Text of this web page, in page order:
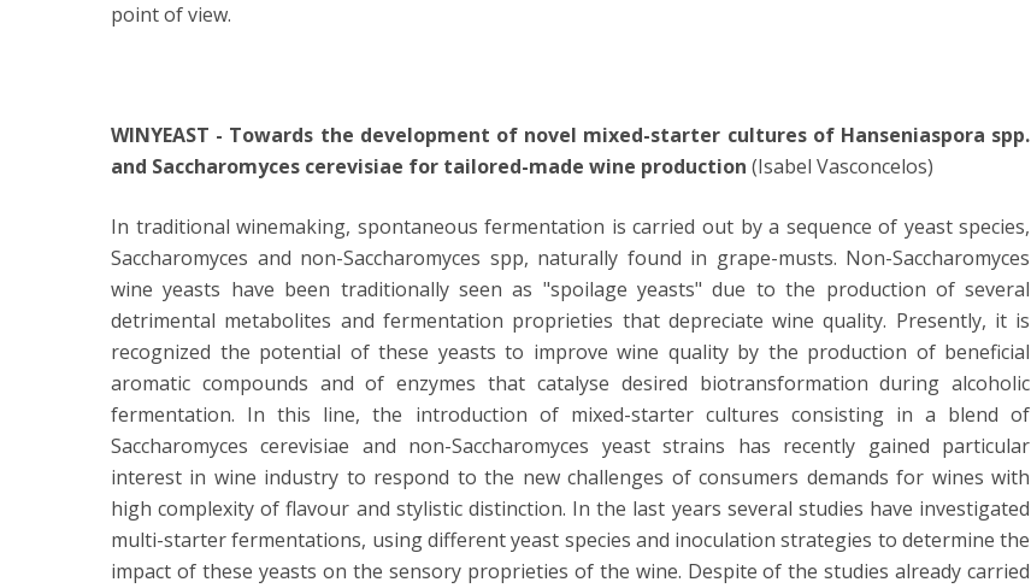
point of view.
WINYEAST - Towards the development of novel mixed-starter cultures of Hanseniaspora spp.
and Saccharomyces cerevisiae for tailored-made wine production (Isabel Vasconcelos)
In traditional winemaking, spontaneous fermentation is carried out by a sequence of yeast species,
Saccharomyces and non-Saccharomyces spp, naturally found in grape-musts. Non-Saccharomyces
wine yeasts have been traditionally seen as "spoilage yeasts" due to the production of several
detrimental metabolites and fermentation proprieties that depreciate wine quality. Presently, it is
recognized the potential of these yeasts to improve wine quality by the production of beneficial
aromatic compounds and of enzymes that catalyse desired biotransformation during alcoholic
fermentation. In this line, the introduction of mixed-starter cultures consisting in a blend of
Saccharomyces cerevisiae and non-Saccharomyces yeast strains has recently gained particular
interest in wine industry to respond to the new challenges of consumers demands for wines with
high complexity of flavour and stylistic distinction. In the last years several studies have investigated
multi-starter fermentations, using different yeast species and inoculation strategies to determine the
impact of these yeasts on the sensory proprieties of the wine. Despite of the studies already carried